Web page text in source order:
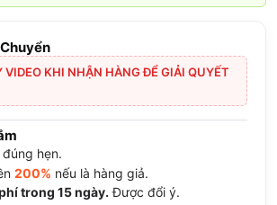
VIDEO KHI NHẬN HÀNG ĐỂ GIẢI QUYẾT
đúng hẹn.
200% nếu là hàng giả.
trong 15 ngày. Được đổi ý.